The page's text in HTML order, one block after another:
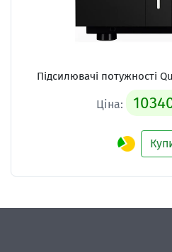
Підсилювачі потужності
Ціна: